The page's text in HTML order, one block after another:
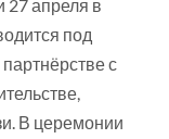
27 апреля в
под
с
В церемонии